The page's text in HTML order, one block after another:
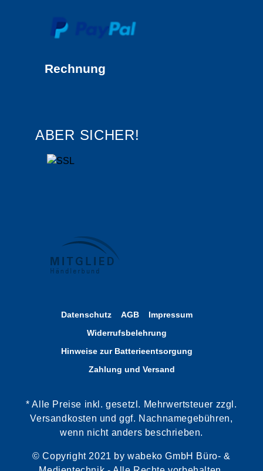
Rechnung
ABER SICHER!
Datenschutz AGB
Impressum
Widerrufsbelehrung
Hinweise zur Batterieentsorgung
Zahlung und Versand
* Alle Preise inkl. gesetzl. Mehrwertsteuer zzgl.
Versandkosten und ggf. Nachnamegebühren,
wenn nicht anders beschrieben.
© Copyright 2021 by wabeko GmbH Büro- &